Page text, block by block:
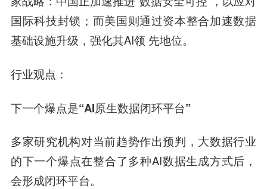
国际科技封锁；而美国则通过资本整合加速数据
基础设施升级，强化其AI领 先地位。
行业观点：
下一个爆点是“AI原生数据闭环平台”
多家研究机构对当前趋势作出预判，大数据行业
的下一个爆点在整合了多种AI数据生成方式后，
会形成闭环平台。